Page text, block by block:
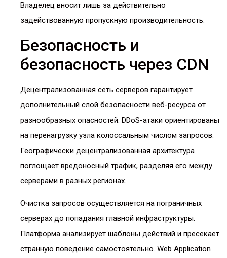
Владелец вносит лишь за действительно
задействованную пропускную производительность.
Безопасность и
безопасность через CDN
Децентрализованная сеть серверов гарантирует
дополнительный слой безопасности веб-ресурса от
разнообразных опасностей. DDoS-атаки ориентированы
на перенагрузку узла колоссальным числом запросов.
Географически децентрализованная архитектура
поглощает вредоносный трафик, разделяя его между
серверами в разных регионах.
Очистка запросов осуществляется на пограничных
серверах до попадания главной инфраструктуры.
Платформа анализирует шаблоны действий и пресекает
странную поведение самостоятельно. Web Application